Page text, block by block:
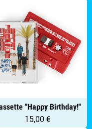
"Happy Birthday!"
15,00 €